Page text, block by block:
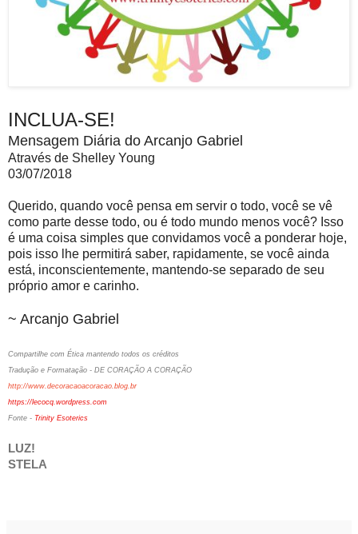
INCLUA-SE!
Mensagem Diária do Arcanjo Gabriel
Através de Shelley Young
03/07/2018
Querido, quando você pensa em servir o todo, você se vê
como parte desse todo, ou é todo mundo menos você? Isso
é uma coisa simples que convidamos você a ponderar hoje,
pois isso lhe permitirá saber, rapidamente, se você ainda
está, inconscientemente, mantendo-se separado de seu
próprio amor e carinho.
~ Arcanjo Gabriel
Compartilhe com Ética mantendo todos os créditos
Tradução e Formatação - DE CORAÇÃO A CORAÇÃO
http://www.decoracaoacoracao.blog.br
https://lecocq.wordpress.com
Fonte - Trinity Esoterics
LUZ!
STELA